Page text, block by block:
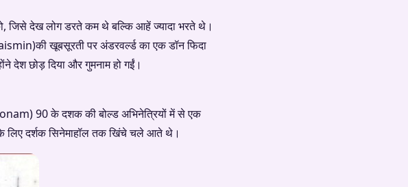
जिसे देख लोग डरते कम थे बल्कि आहें ज्यादा भरते थे।
खूबसूरती पर अंडरवर्ल्ड का एक डॉन फिदा
देश छोड़ दिया और गुमनाम हो गईं।
90 के दशक की बोल्ड अभिनेत्रियों में से एक
दर्शक सिनेमाहॉल तक खिंचे चले आते थे।